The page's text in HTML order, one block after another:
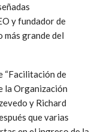
y fundador de
grande del
“Facilitación de
la Organización
y Richard
que varias